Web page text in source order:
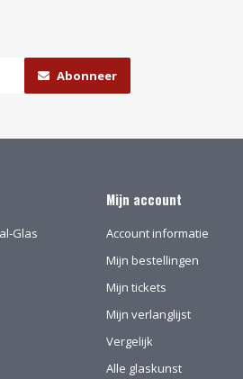
Abonneer
Glas
Mijn account
Account informatie
Mijn bestellingen
Mijn tickets
Mijn verlanglijst
Vergelijk
Alle glaskunst